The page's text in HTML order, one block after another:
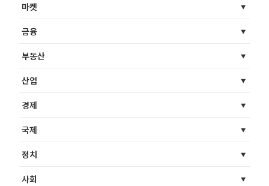
마켓
금융
부동산
산업
경제
국제
정치
사회